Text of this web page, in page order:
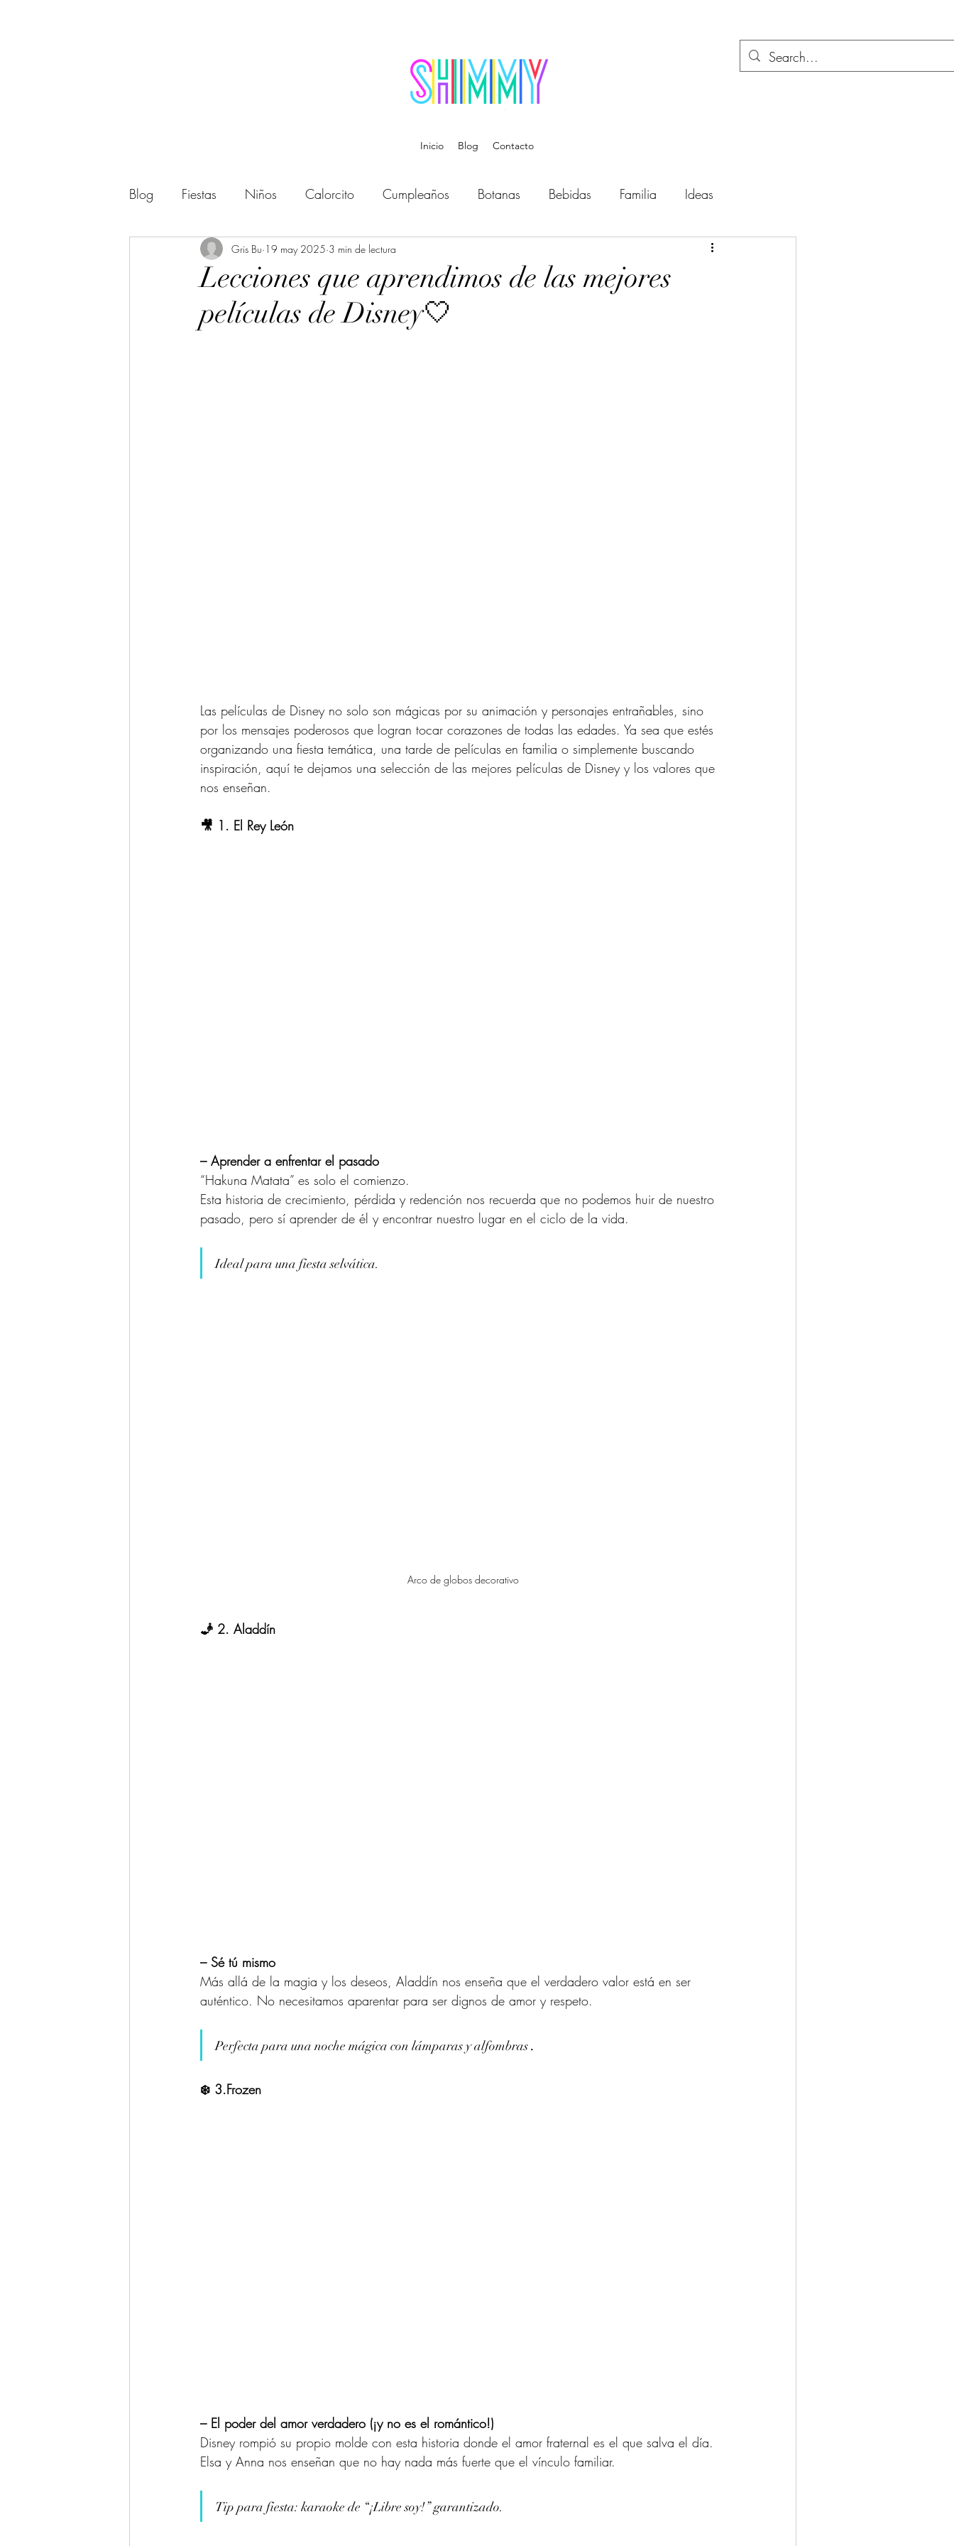
Inicio Blog Contacto
Blog Fiestas Niños Calorcito Cumpleaños Botanas Bebidas Familia Ideas
Actividades Regalos Bebé Música Festividades
Halloween
Lecciones que aprendimos de las mejores
películas de Disney🤍
Gris Bu 19 may 2025 3 min de lectura
Las películas de Disney no solo son mágicas por su animación y personajes entrañables, sino
por los mensajes poderosos que logran tocar corazones de todas las edades. Ya sea que estés
organizando una fiesta temática, una tarde de películas en familia o simplemente buscando
inspiración, aquí te dejamos una selección de las mejores películas de Disney y los valores que
nos enseñan.
🎥 1. El Rey León
– Aprender a enfrentar el pasado
“Hakuna Matata” es solo el comienzo.
Esta historia de crecimiento, pérdida y redención nos recuerda que no podemos huir de nuestro
pasado, pero sí aprender de él y encontrar nuestro lugar en el ciclo de la vida.
Ideal para una fiesta selvática.
Arco de globos decorativo
🧞 2. Aladdín
– Sé tú mismo
Más allá de la magia y los deseos, Aladdín nos enseña que el verdadero valor está en ser
auténtico. No necesitamos aparentar para ser dignos de amor y respeto.
Perfecta para una noche mágica con lámparas y alfombras .
❄️ 3.Frozen
– El poder del amor verdadero (¡y no es el romántico!)
Disney rompió su propio molde con esta historia donde el amor fraternal es el que salva el día.
Elsa y Anna nos enseñan que no hay nada más fuerte que el vínculo familiar.
Tip para fiesta: karaoke de “¡Libre soy!” garantizado.